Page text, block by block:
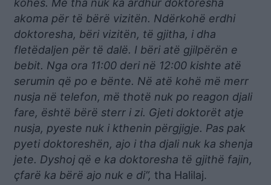
kohës. Më tha nuk ka ardhur doktoresha
akoma për të bërë vizitën. Ndërkohë erdhi
doktoresha, bëri vizitën, të gjitha, i dha
fletëdaljen për të dalë. I bëri atë gjilpërën e
bebit. Nga ora 11:00 deri në 12:00 kishte atë
serumin që po e bënte. Në atë kohë më merr
nusja në telefon, më thotë nuk po reagon djali
fare, është bërë sterr i zi. Gjeti doktorët atje
nusja, pyeste nuk i kthenin përgjigje. Pas pak
pyeti doktoreshën, ajo i tha djali nuk ka shenja
jete. Dyshoj që e ka doktoresha të gjithë fajin,
çfarë ka bërë ajo nuk e di”, tha Halilaj.